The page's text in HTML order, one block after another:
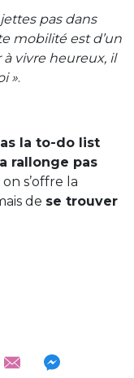
pas dans
mobilité est d’un
vivre heureux, il
».
la to-do list
rallonge pas
s’offre la
de se trouver